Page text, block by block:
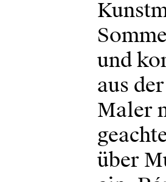
und
aus
Maler
über